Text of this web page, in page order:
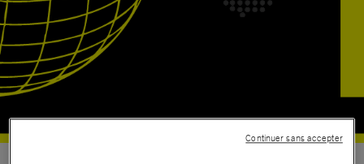
Continuer sans accepter